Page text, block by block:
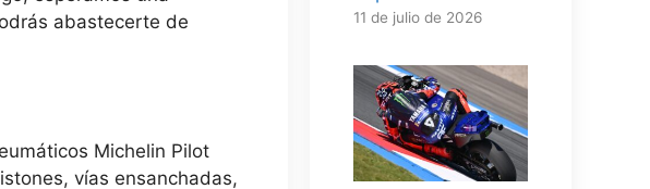
abastecerte de
Michelin Pilot
vías ensanchadas,
11 de julio de 2026